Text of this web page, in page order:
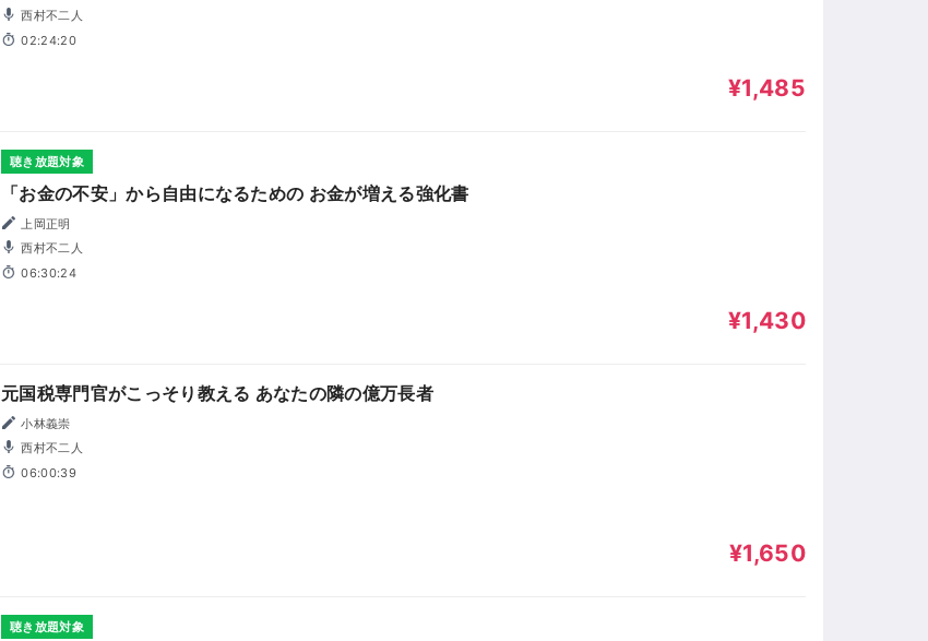
西村不二人
02:24:20
¥1,485
聴き放題対象
「お金の不安」から自由になるための お金が増える強化書
上岡正明
西村不二人
06:30:24
¥1,430
元国税専門官がこっそり教える あなたの隣の億万長者
小林義崇
西村不二人
06:00:39
¥1,650
聴き放題対象